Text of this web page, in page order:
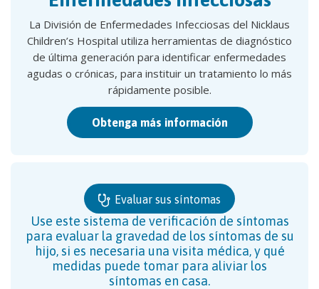
La División de Enfermedades Infecciosas del Nicklaus
Children’s Hospital utiliza herramientas de diagnóstico
de última generación para identificar enfermedades
agudas o crónicas, para instituir un tratamiento lo más
rápidamente posible.
Obtenga más información
Evaluar sus síntomas
Use este sistema de verificación de síntomas
para evaluar la gravedad de los síntomas de su
hijo, si es necesaria una visita médica, y qué
medidas puede tomar para aliviar los
síntomas en casa.